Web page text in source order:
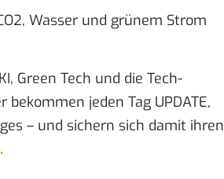
Wasser und grünem Strom
Green Tech und die Tech-
jeden Tag UPDATE,
– und sichern sich damit ihren